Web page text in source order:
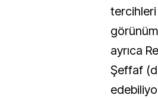
tercihleri
ayrıca
Şeffaf